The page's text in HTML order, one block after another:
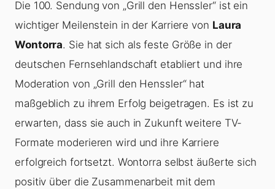
Die 100. Sendung von „Grill den Henssler“ ist ein
wichtiger Meilenstein in der Karriere von Laura
Wontorra. Sie hat sich als feste Größe in der
deutschen Fernsehlandschaft etabliert und ihre
Moderation von „Grill den Henssler“ hat
maßgeblich zu ihrem Erfolg beigetragen. Es ist zu
erwarten, dass sie auch in Zukunft weitere TV-
Formate moderieren wird und ihre Karriere
erfolgreich fortsetzt. Wontorra selbst äußerte sich
positiv über die Zusammenarbeit mit dem